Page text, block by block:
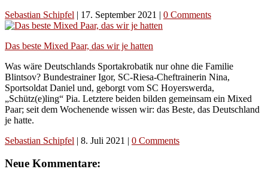
Sebastian Schipfel | 17. September 2021 | 0 Comments
Das beste Mixed Paar, das wir je hatten
Was wäre Deutschlands Sportakrobatik nur ohne die Familie
Blintsov? Bundestrainer Igor, SC-Riesa-Cheftrainerin Nina,
Sportsoldat Daniel und, geborgt vom SC Hoyerswerda,
„Schütz(e)ling“ Pia. Letztere beiden bilden gemeinsam ein Mixed
Paar; seit dem Wochenende wissen wir: das Beste, das Deutschland
je hatte.
Sebastian Schipfel | 8. Juli 2021 | 0 Comments
Neue Kommentare: